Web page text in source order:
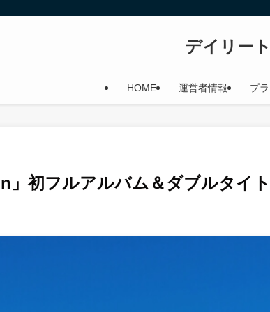
デイリー
HOME 運営者情報 プ
」初フルアルバム＆ダブルタイ